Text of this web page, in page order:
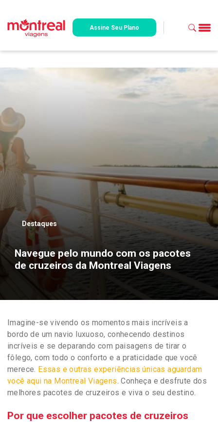
Assine Seu Plano
Destaques
Navegue pelo mundo com os pacotes
de cruzeiros da Montreal Viagens
Imagine-se vivendo os momentos mais incríveis a
bordo de um navio luxuoso, conhecendo destinos
incríveis e se deparando com paisagens de tirar o
fôlego, com todo o conforto e a praticidade que você
merece. Essas e outras experiências únicas aguardam
você aqui na Montreal Viagens . Conheça e desfrute dos
melhores pacotes de cruzeiros e viva o seu destino.
Por que escolher pacotes de cruzeiros